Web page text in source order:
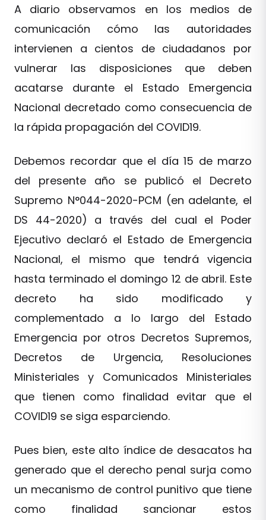
A diario observamos en los medios de
comunicación cómo las autoridades
intervienen a cientos de ciudadanos por
vulnerar las disposiciones que deben
acatarse durante el Estado Emergencia
Nacional decretado como consecuencia de
la rápida propagación del COVID19.
Debemos recordar que el día 15 de marzo
del presente año se publicó el Decreto
Supremo N°044-2020-PCM (en adelante, el
DS 44-2020) a través del cual el Poder
Ejecutivo declaró el Estado de Emergencia
Nacional, el mismo que tendrá vigencia
hasta terminado el domingo 12 de abril. Este
decreto ha sido modificado y
complementado a lo largo del Estado
Emergencia por otros Decretos Supremos,
Decretos de Urgencia, Resoluciones
Ministeriales y Comunicados Ministeriales
que tienen como finalidad evitar que el
COVID19 se siga esparciendo.
Pues bien, este alto índice de desacatos ha
generado que el derecho penal surja como
un mecanismo de control punitivo que tiene
como finalidad sancionar estos